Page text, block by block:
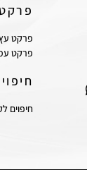
פרקט
פרקט
חיפוים